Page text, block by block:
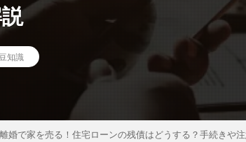
知識
離婚で家を売る！住宅ローンの残債はどうする？手続きや